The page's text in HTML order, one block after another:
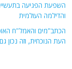
השפעת הפגיעה
והדילמה העולמית
הכתב"מים והאמל"ח
העת הנוכחית, וזה נכון